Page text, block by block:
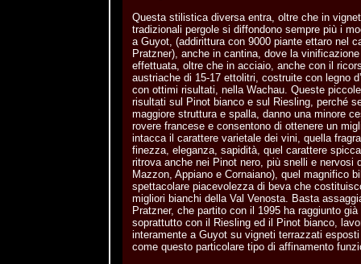
Questa stilistica diversa entra, oltre che in
tradizionali pergole si diffondono sempre più i
a Guyot, (addirittura con 9000 piante ettaro nel
Pratzner), anche in cantina, dove la
effettuata, oltre che in acciaio, anche con il
austriache di 15-17 ettolitri, costruite con legno
con ottimi risultati, nella Wachau. Queste
risultati sul Pinot bianco e sul Riesling, perché
maggiore struttura e spalla, danno una minore
rovere francese e consentono di ottenere un
intacca il carattere varietale dei vini, quella
finezza, eleganza, sapidità, quel carattere
ritrova anche nei Pinot nero, più snelli e nervosi
Mazzon, Appiano e Cornaiano), quel magnifico
spettacolare piacevolezza di beva che
migliori bianchi della Val Venosta. Basta
Pratzner, che partito con il 1995 ha raggiunto
soprattutto con il Riesling ed il Pinot bianco,
interamente a Guyot su vigneti terrazzati
come questo particolare tipo di affinamento